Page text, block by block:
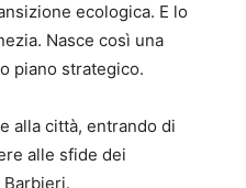
ecologica. E lo
Nasce così una
piano strategico.
alla città, entrando di
alle sfide dei